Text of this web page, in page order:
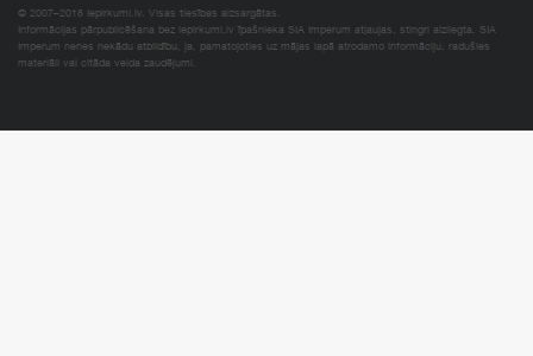
© 2007–2018 Iepirkumi.lv. Visas tiesības aizsargātas.
Informācijas pārpublicēšana bez iepirkumi.lv īpašnieka SIA Imperum atļaujas, stingri aizliegta. SIA
Imperum nenes nekādu atbildību, ja, pamatojoties uz mājas lapā atrodamo informāciju, radušies
materiāli vai citāda veida zaudējumi.